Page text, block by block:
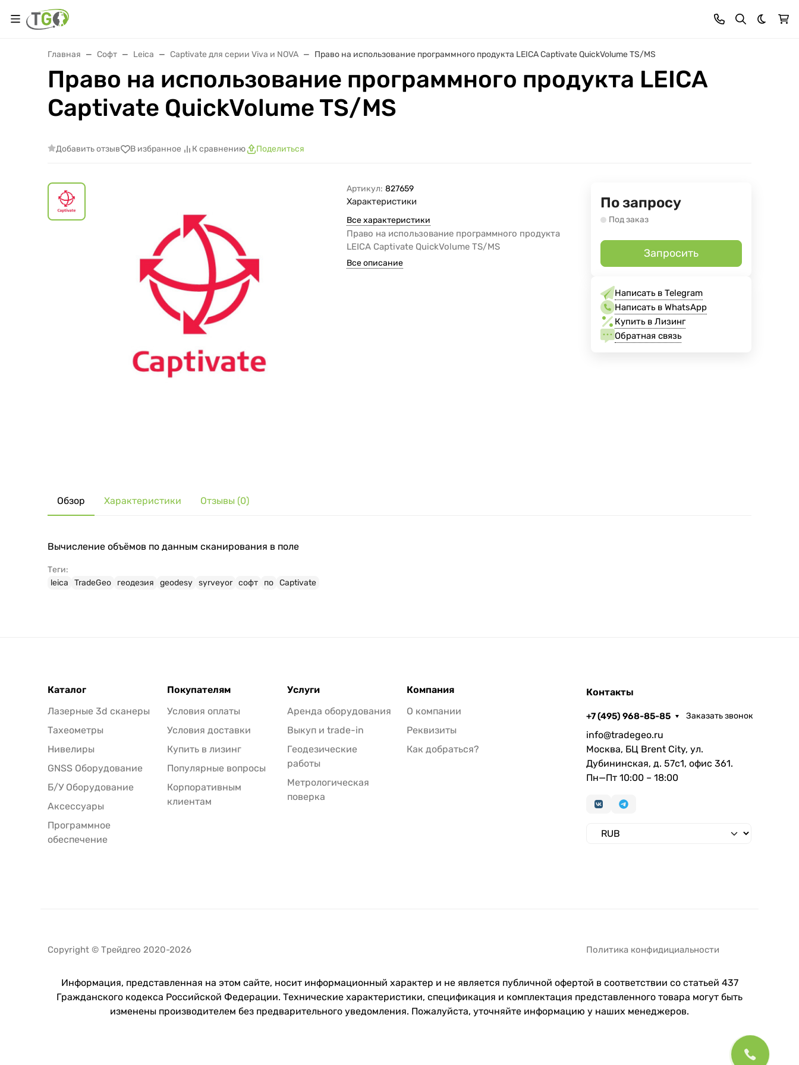
Темная
Главная Софт Leica Captivate для серии Viva и NOVA Право на использование программного продукта LEICA Captivate QuickVolume TS/MS
Право на использование программного продукта LEICA
Captivate QuickVolume TS/MS
Добавить отзыв В избранное К сравнению Поделиться
Артикул: 827659
Характеристики
Все характеристики
Право на использование программного продукта
LEICA Captivate QuickVolume TS/MS
Все описание
По запросу
Под заказ
Запросить
Написать в Telegram
Написать в WhatsApp
Купить в Лизинг
Обратная связь
Обзор Характеристики Отзывы (0)
Вычисление объёмов по данным сканирования в поле
Теги:
leica
TradeGeo геодезия geodesy syrveyor софт по Captivate
Каталог
Лазерные 3d сканеры
Тахеометры
Нивелиры
GNSS Оборудование
Б/У Оборудование
Аксессуары
Программное
обеспечение
Покупателям
Условия оплаты
Условия доставки
Купить в лизинг
Популярные вопросы
Корпоративным
клиентам
Услуги
Аренда оборудования
Выкуп и trade-in
Геодезические
работы
Метрологическая
поверка
Компания
О компании
Реквизиты
Как добраться?
Контакты
+7 (495) 968-85-85 Заказать звонок
info@tradegeo.ru
Москва, БЦ Brent City, ул.
Дубининская, д. 57с1, офис 361.
Пн—Пт 10:00 – 18:00
Copyright © Трейдгео 2020-2026 Политика конфидициальности
Информация, представленная на этом сайте, носит информационный характер и не является публичной офертой в соответствии со статьей 437
Гражданского кодекса Российской Федерации. Технические характеристики, спецификация и комплектация представленного товара могут быть
изменены производителем без предварительного уведомления. Пожалуйста, уточняйте информацию у наших менеджеров.